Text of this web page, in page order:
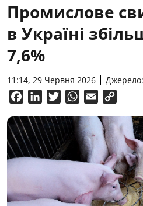
Промислове
в Україні
7,6%
11:14, 29 Червня 2026 Джерело:
FacebookLinkedInTwitterWhatsApp
Email